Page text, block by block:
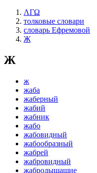
ΛΓΩ
толковые словари
словарь Ефремовой
Ж
Ж
ж
жаба
жаберный
жабий
жабник
жабо
жабовидный
жабообразный
жабрей
жабровидный
жабродышащие